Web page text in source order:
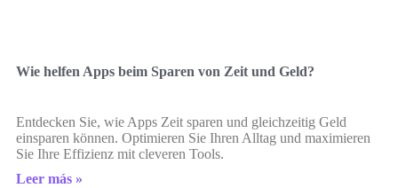
Wie helfen Apps beim Sparen von Zeit und Geld?
Entdecken Sie, wie Apps Zeit sparen und gleichzeitig Geld
einsparen können. Optimieren Sie Ihren Alltag und maximieren
Sie Ihre Effizienz mit cleveren Tools.
Leer más »